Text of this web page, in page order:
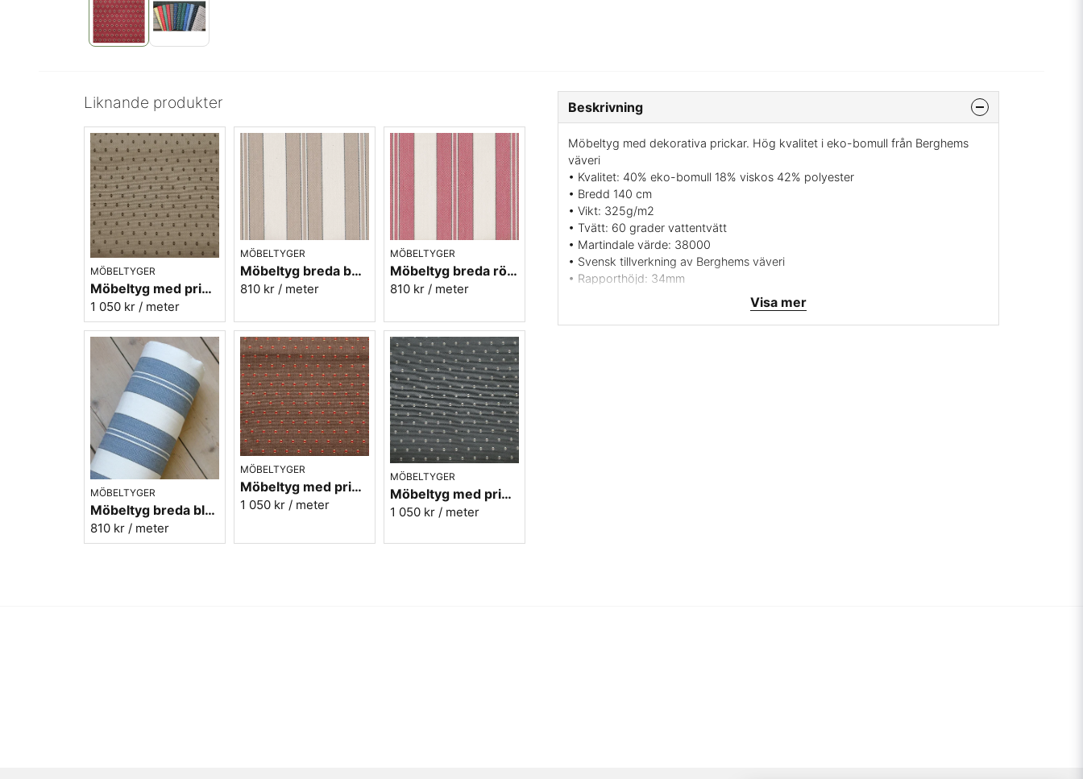
Liknande produkter
MÖBELTYGER
Möbeltyg med prickar - Plus nr.01 beige
1 050 kr / meter
MÖBELTYGER
Möbeltyg breda beige ränder - Veranda nr.85
810 kr / meter
MÖBELTYGER
Möbeltyg breda röda ränder - Veranda nr.31
810 kr / meter
MÖBELTYGER
Möbeltyg breda blå ränder - Veranda nr.54
810 kr / meter
MÖBELTYGER
Möbeltyg med prickar - Plus nr.80 brun
1 050 kr / meter
MÖBELTYGER
Möbeltyg med prickar - Plus nr.90 grå
1 050 kr / meter
Beskrivning
Möbeltyg med dekorativa prickar. Hög kvalitet i eko-bomull från Berghems
väveri
• Kvalitet: 40% eko-bomull 18% viskos 42% polyester
• Bredd 140 cm
• Vikt: 325g/m2
• Tvätt: 60 grader vattentvätt
• Martindale värde: 38000
• Svensk tillverkning av Berghems väveri
• Rapporthöjd: 34mm
• Beställningsvara, ingen returrätt
Visa mer